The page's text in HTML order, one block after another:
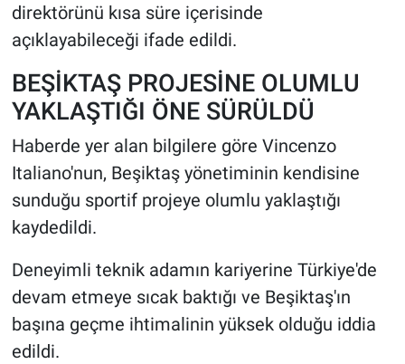
direktörünü kısa süre içerisinde
açıklayabileceği ifade edildi.
BEŞİKTAŞ PROJESİNE OLUMLU
YAKLAŞTIĞI ÖNE SÜRÜLDÜ
Haberde yer alan bilgilere göre Vincenzo
Italiano'nun, Beşiktaş yönetiminin kendisine
sunduğu sportif projeye olumlu yaklaştığı
kaydedildi.
Deneyimli teknik adamın kariyerine Türkiye'de
devam etmeye sıcak baktığı ve Beşiktaş'ın
başına geçme ihtimalinin yüksek olduğu iddia
edildi.